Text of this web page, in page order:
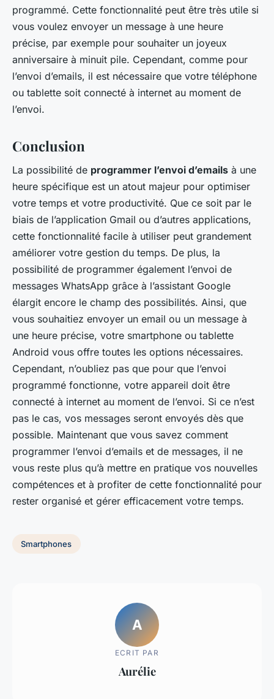
programmé. Cette fonctionnalité peut être très utile si
vous voulez envoyer un message à une heure
précise, par exemple pour souhaiter un joyeux
anniversaire à minuit pile. Cependant, comme pour
l’envoi d’emails, il est nécessaire que votre téléphone
ou tablette soit connecté à internet au moment de
l’envoi.
Conclusion
La possibilité de programmer l’envoi d’emails à une
heure spécifique est un atout majeur pour optimiser
votre temps et votre productivité. Que ce soit par le
biais de l’application Gmail ou d’autres applications,
cette fonctionnalité facile à utiliser peut grandement
améliorer votre gestion du temps. De plus, la
possibilité de programmer également l’envoi de
messages WhatsApp grâce à l’assistant Google
élargit encore le champ des possibilités. Ainsi, que
vous souhaitiez envoyer un email ou un message à
une heure précise, votre smartphone ou tablette
Android vous offre toutes les options nécessaires.
Cependant, n’oubliez pas que pour que l’envoi
programmé fonctionne, votre appareil doit être
connecté à internet au moment de l’envoi. Si ce n’est
pas le cas, vos messages seront envoyés dès que
possible. Maintenant que vous savez comment
programmer l’envoi d’emails et de messages, il ne
vous reste plus qu’à mettre en pratique vos nouvelles
compétences et à profiter de cette fonctionnalité pour
rester organisé et gérer efficacement votre temps.
Smartphones
A
ECRIT PAR
Aurélie